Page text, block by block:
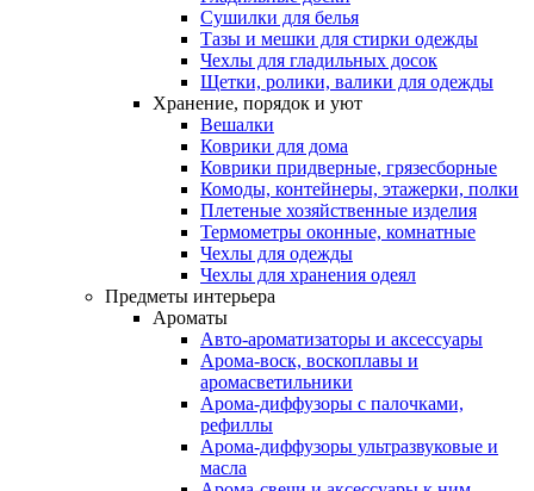
Сушилки для белья
Тазы и мешки для стирки одежды
Чехлы для гладильных досок
Щетки, ролики, валики для одежды
Хранение, порядок и уют
Вешалки
Коврики для дома
Коврики придверные, грязесборные
Комоды, контейнеры, этажерки, полки
Плетеные хозяйственные изделия
Термометры оконные, комнатные
Чехлы для одежды
Чехлы для хранения одеял
Предметы интерьера
Ароматы
Авто-ароматизаторы и аксессуары
Арома-воск, воскоплавы и
аромасветильники
Арома-диффузоры с палочками,
рефиллы
Арома-диффузоры ультразвуковые и
масла